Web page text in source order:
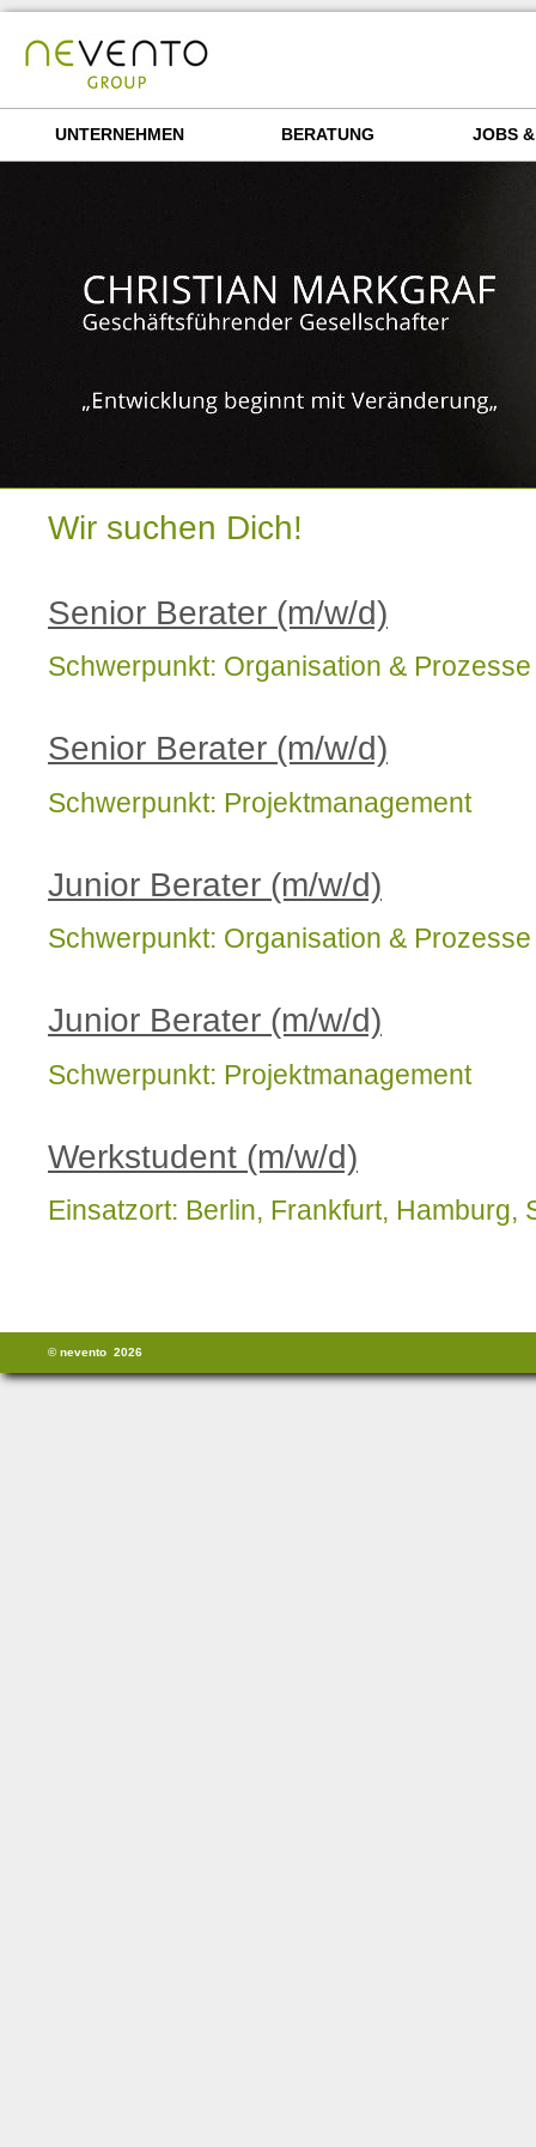
UNTERNEHMEN BERATUNG JOBS
Wir suchen Dich!
Senior Berater (m/w/d)
Schwerpunkt: Organisation & Prozesse
Senior Berater (m/w/d)
Schwerpunkt: Projektmanagement
Junior Berater (m/w/d)
Schwerpunkt: Organisation & Prozesse
Junior Berater (m/w/d)
Schwerpunkt: Projektmanagement
Werkstudent (m/w/d)
Einsatzort: Berlin, Frankfurt, Hamburg,
© nevento 2026